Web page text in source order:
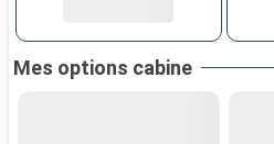
Mes options cabine